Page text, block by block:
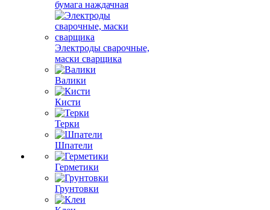
бумага наждачная
Электроды сварочные,
маски сварщика
Валики
Кисти
Терки
Шпатели
Герметики
Грунтовки